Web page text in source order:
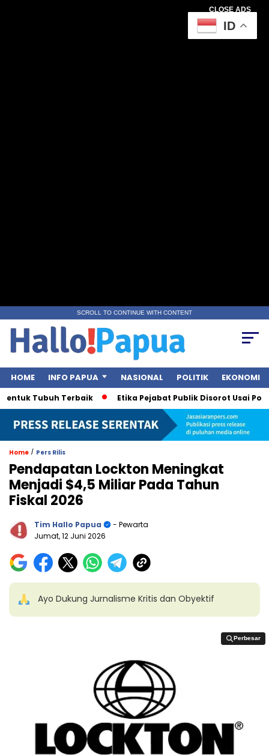
CLOSE ADS
SCROLL TO CONTINUE WITH CONTENT
HOME INFO PAPUA NASIONAL POLITIK EKONOMI
Tubuh Terbaik Etika Pejabat Publik Disorot Usai
Home / Pers Rilis
Pendapatan Lockton Meningkat
Menjadi $4,5 Miliar Pada Tahun
Fiskal 2026
Tim Hallo Papua
- Pewarta
Jumat, 12 Juni 2026
Ayo Dukung Jurnalisme Kritis dan Obyektif
Perbesar
Perbesar
ID